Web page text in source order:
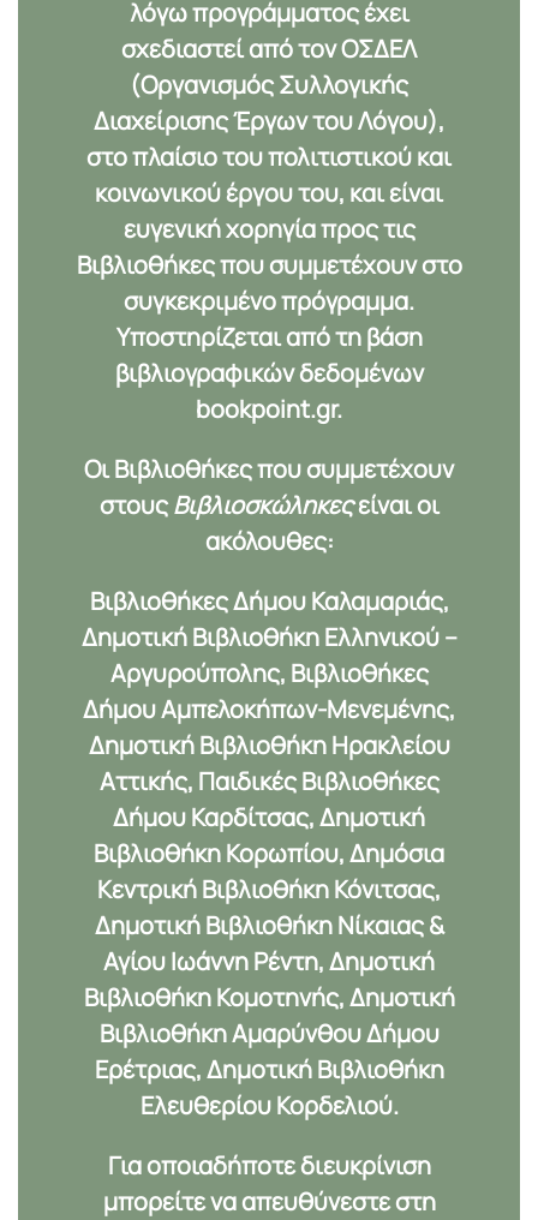
λόγω προγράμματος έχει
σχεδιαστεί από τονΟΣΔΕΛ
(Οργανισμός Συλλογικής
Διαχείρισης Έργων του Λόγου),
στο πλαίσιο του πολιτιστικού και
κοινωνικού έργου του, και είναι
ευγενική χορηγία προς τις
Βιβλιοθήκες που συμμετέχουν στο
συγκεκριμένο πρόγραμμα.
Υποστηρίζεται από τη βάση
βιβλιογραφικών δεδομένων
bookpoint.gr.
Οι Βιβλιοθήκες που συμμετέχουν
στουςΒιβλιοσκώληκεςείναι οι
ακόλουθες:
Βιβλιοθήκες Δήμου Καλαμαριάς,
Δημοτική Βιβλιοθήκη Ελληνικού –
Αργυρούπολης, Βιβλιοθήκες
Δήμου Αμπελοκήπων-Μενεμένης,
Δημοτική Βιβλιοθήκη Ηρακλείου
Αττικής, Παιδικές Βιβλιοθήκες
Δήμου Καρδίτσας, Δημοτική
Βιβλιοθήκη Κορωπίου, Δημόσια
Κεντρική Βιβλιοθήκη Κόνιτσας,
Δημοτική Βιβλιοθήκη Νίκαιας &
Αγίου Ιωάννη Ρέντη, Δημοτική
Βιβλιοθήκη Κομοτηνής, Δημοτική
Βιβλιοθήκη Αμαρύνθου Δήμου
Ερέτριας, Δημοτική Βιβλιοθήκη
Ελευθερίου Κορδελιού.
Για οποιαδήποτε διευκρίνιση
μπορείτε να απευθύνεστε στη